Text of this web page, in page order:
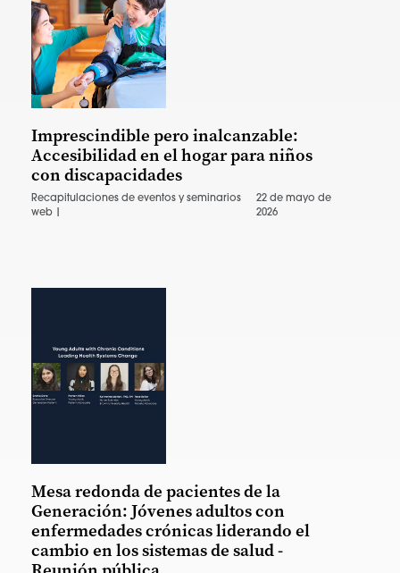
Imprescindible pero inalcanzable:
Accesibilidad en el hogar para niños
con discapacidades
Recapitulaciones de eventos y seminarios
web |
22 de mayo de
2026
Mesa redonda de pacientes de la
Generación: Jóvenes adultos con
enfermedades crónicas liderando el
cambio en los sistemas de salud -